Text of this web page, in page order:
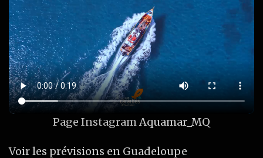
Page InstagramAquamar_MQ
Voir les prévisions en Guadeloupe